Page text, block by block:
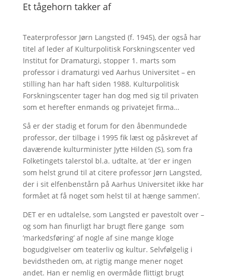
Et tågehorn takker af
Teaterprofessor Jørn Langsted (f. 1945), der også har
titel af leder af Kulturpolitisk Forskningscenter ved
Institut for Dramaturgi, stopper 1. marts som
professor i dramaturgi ved Aarhus Universitet – en
stilling han har haft siden 1988. Kulturpolitisk
Forskningscenter tager han dog med sig til privaten
som et herefter enmands og privatejet firma…
Så er der stadig et forum for den åbenmundede
professor, der tilbage i 1995 fik læst og påskrevet af
daværende kulturminister Jytte Hilden (S), som fra
Folketingets talerstol bl.a. udtalte, at ’der er ingen
som helst grund til at citere professor Jørn Langsted,
der i sit elfenbenstårn på Aarhus Universitet ikke har
formået at få noget som helst til at hænge sammen’.
DET er en udtalelse, som Langsted er pavestolt over –
og som han finurligt har brugt flere gange som
’markedsføring’ af nogle af sine mange kloge
bogudgivelser om teaterliv og kultur. Selvfølgelig i
bevidstheden om, at rigtig mange mener noget
andet. Han er nemlig en overmåde flittigt brugt